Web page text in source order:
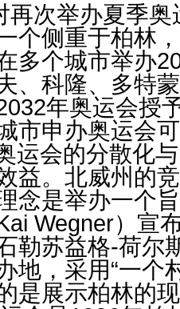
次举办夏季奥
个侧重于柏林
多个城市举办
、科隆、多特
年奥运会授
市申办奥运会
的分散化与
益。北威州的
念是举办一
Wegner）宣
勒苏益格-荷尔
地，采用“一个
是展示柏林